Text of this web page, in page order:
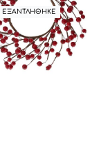
ΕΞΑΝΤΛΗΘΗΚΕ